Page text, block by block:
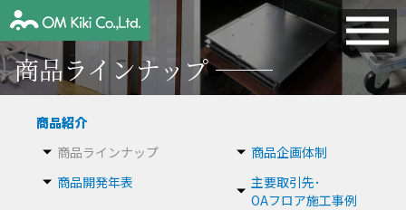
商品ラインナップ
商品紹介
商品ラインナップ
商品企画体制
商品開発年表
主要取引先･
OAフロア施工事例